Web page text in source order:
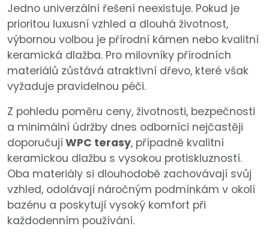
Jedno univerzální řešení neexistuje. Pokud je
prioritou luxusní vzhled a dlouhá životnost,
výbornou volbou je přírodní kámen nebo kvalitní
keramická dlažba. Pro milovníky přírodních
materiálů zůstává atraktivní dřevo, které však
vyžaduje pravidelnou péči.
Z pohledu poměru ceny, životnosti, bezpečnosti
a minimální údržby dnes odborníci nejčastěji
doporučujíWPC terasy, případně kvalitní
keramickou dlažbu s vysokou protiskluzností.
Oba materiály si dlouhodobě zachovávají svůj
vzhled, odolávají náročným podmínkám v okolí
bazénu a poskytují vysoký komfort při
každodenním používání.